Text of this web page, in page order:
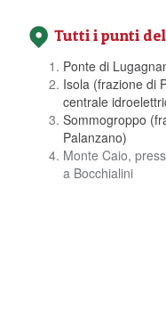
Tutti i punti
Ponte di
Isola (frazione di
centrale
Sommogroppo
Palanzano)
Monte Caio,
a Bocchialini